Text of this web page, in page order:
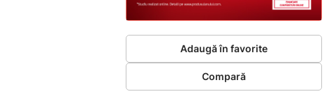
Adaugă în favorite
Compară